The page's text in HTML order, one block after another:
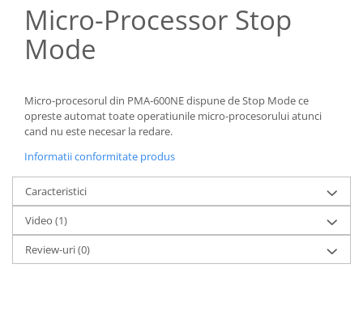
Micro-Processor Stop
Mode
Micro-procesorul din PMA-600NE dispune de Stop Mode ce
opreste automat toate operatiunile micro-procesorului atunci
cand nu este necesar la redare.
Informatii conformitate produs
Caracteristici
Video (1)
Review-uri(0)